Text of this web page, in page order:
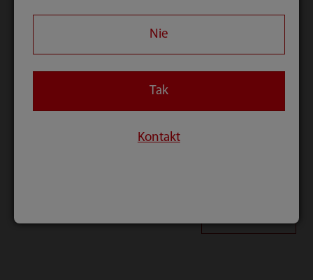
Przesyłając powyższe informacje, potwierdzam, że
Zgadzam się na subskrypcję newslettera Mindray
Nie
Tak
Kontakt